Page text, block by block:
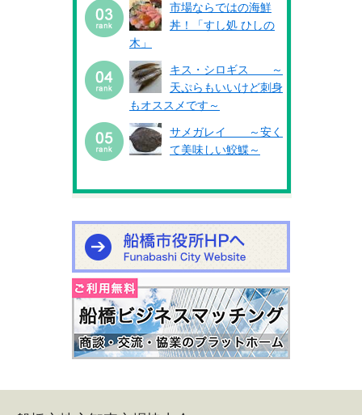
市場ならではの海鮮
丼！「すし処 ひしの
木」
キス・シロギス ～
天ぷらもいいけど刺身
もオススメです～
サメガレイ ～安く
て美味しい鮫鰈～